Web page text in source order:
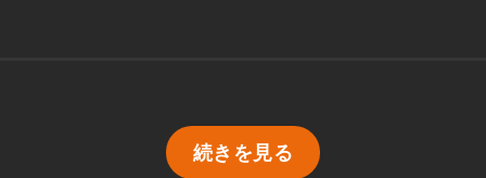
続きを見る